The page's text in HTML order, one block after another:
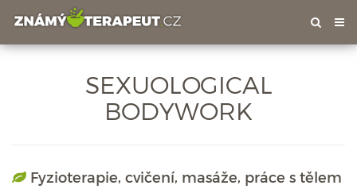
SEXUOLOGICAL
BODYWORK
Fyzioterapie, cvičení, masáže, práce s tělem